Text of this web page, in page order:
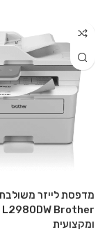
ומקצועית